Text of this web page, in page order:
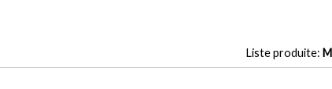
Liste produite: